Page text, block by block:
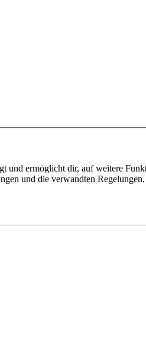
und ermöglicht dir, auf weitere
und die verwandten